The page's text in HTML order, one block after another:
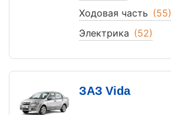
Ходовая часть (55)
Электрика (52)
ЗАЗ Vida